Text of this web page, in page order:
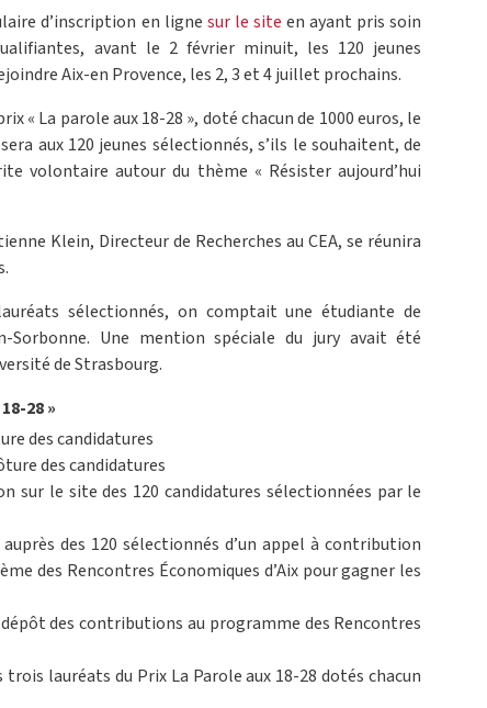
d’inscription en ligne sur le site en ayant pris soin
avant le 2 février minuit, les 120 jeunes
Aix-en Provence, les 2, 3 et 4 juillet prochains.
« La parole aux 18-28 », doté chacun de 1000 euros, le
aux 120 jeunes sélectionnés, s’ils le souhaitent, de
volontaire autour du thème « Résister aujourd’hui
Klein, Directeur de Recherches au CEA, se réunira
sélectionnés, on comptait une étudiante de
Sorbonne. Une mention spéciale du jury avait été
de Strasbourg.
28 »
des candidatures
des candidatures
sur le site des 120 candidatures sélectionnées par le
des 120 sélectionnés d’un appel à contribution
des Rencontres Économiques d’Aix pour gagner les
des contributions au programme des Rencontres
trois lauréats du Prix La Parole aux 18-28 dotés chacun